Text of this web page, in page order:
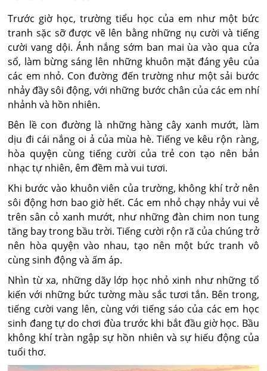
Trước giờ học, trường tiểu học của em như một bức
tranh sặc sỡ được vẽ lên bằng những nụ cười và tiếng
cười vang dội. Ánh nắng sớm ban mai ùa vào qua cửa
sổ, làm bừng sáng lên những khuôn mặt đáng yêu của
các em nhỏ. Con đường đến trường như một sải bước
nhảy đầy sôi động, với những bước chân của các em nhí
nhảnh và hồn nhiên.
Bên lề con đường là những hàng cây xanh mướt, làm
dịu đi cái nắng oi ả của mùa hè. Tiếng ve kêu rộn ràng,
hòa quyện cùng tiếng cười của trẻ con tạo nên bản
nhạc tự nhiên, êm đềm mà vui tươi.
Khi bước vào khuôn viên của trường, không khí trở nên
sôi động hơn bao giờ hết. Các em nhỏ chạy nhảy vui vẻ
trên sân cỏ xanh mướt, như những đàn chim non tung
tăng bay trong bầu trời. Tiếng cười rộn rã của chúng trở
nên hòa quyện vào nhau, tạo nên một bức tranh vô
cùng sinh động và ấm áp.
Nhìn từ xa, những dãy lớp học nhỏ xinh như những tổ
kiến với những bức tường màu sắc tươi tắn. Bên trong,
tiếng cười vang lên, cùng với tiếng sáo của các em học
sinh đang tự do chơi đùa trước khi bắt đầu giờ học. Bầu
không khí tràn ngập sự hồn nhiên và sự hiếu động của
tuổi thơ.